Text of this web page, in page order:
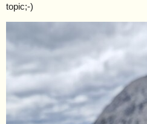
topic;-)